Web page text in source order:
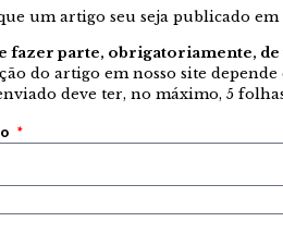
que um artigo seu seja publicado
fazer parte, obrigatoriamente, de
do artigo em nosso site
deve ter, no máximo, 5